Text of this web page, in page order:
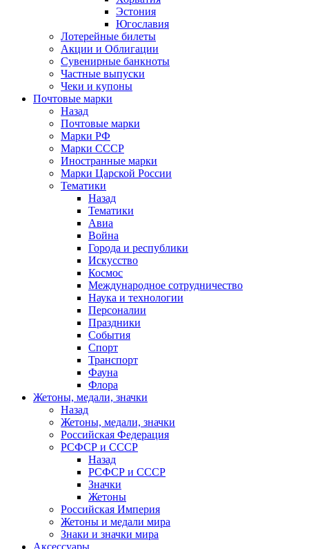
Эстония
Югославия
Лотерейные билеты
Акции и Облигации
Сувенирные банкноты
Частные выпуски
Чеки и купоны
Почтовые марки
Назад
Почтовые марки
Марки РФ
Марки СССР
Иностранные марки
Марки Царской России
Тематики
Назад
Тематики
Авиа
Война
Города и республики
Искусство
Космос
Международное сотрудничество
Наука и технологии
Персоналии
Праздники
События
Спорт
Транспорт
Фауна
Флора
Жетоны, медали, значки
Назад
Жетоны, медали, значки
Российская Федерация
РСФСР и СССР
Назад
РСФСР и СССР
Значки
Жетоны
Российская Империя
Жетоны и медали мира
Знаки и значки мира
Аксессуары